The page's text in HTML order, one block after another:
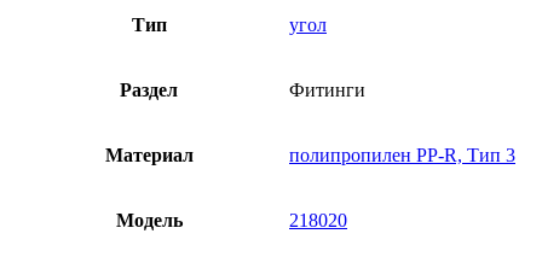
Тип угол
Раздел Фитинги
Материал полипропилен PP-R, Тип 3
Модель 218020